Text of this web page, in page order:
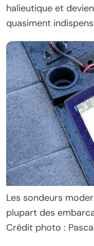
halieutique et
quasiment
Les sondeurs
plupart des
Crédit photo :